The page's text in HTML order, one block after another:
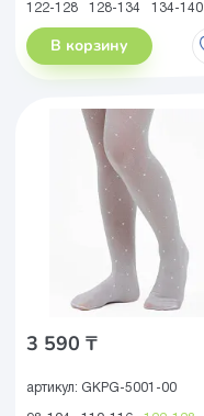
122-128 128-134 134-140
В корзину
3 590 ₸
артикул: GKPG-5001-00